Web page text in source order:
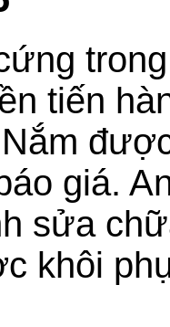
tiến
giá.
sửa
khôi